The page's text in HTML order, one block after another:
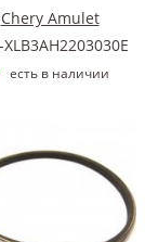
Chery Amulet
есть в наличии